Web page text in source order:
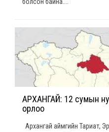
АРХАНГАЙ: 12 сумын
орлоо
Архангай аймгийн Тариат,